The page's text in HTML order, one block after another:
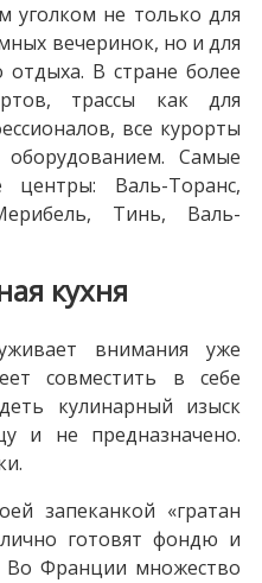
уголком не только для
вечеринок, но и для
В стране более
трассы как для
все курорты
Самые
центры: Валь-Торанс,
Тинь, Валь-
кухня
внимания уже
совместить в себе
кулинарный изыск
не предназначено.
запеканкой «гратан
готовят фондю и
Во Франции множество